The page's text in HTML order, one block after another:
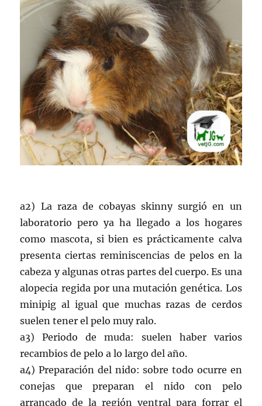
a2) La raza de cobayas skinny surgió en un
laboratorio pero ya ha llegado a los hogares
como mascota, si bien es prácticamente calva
presenta ciertas reminiscencias de pelos en la
cabeza y algunas otras partes del cuerpo. Es una
alopecia regida por una mutación genética. Los
minipig al igual que muchas razas de cerdos
suelen tener el pelo muy ralo.
a3) Periodo de muda: suelen haber varios
recambios de pelo a lo largo del año.
a4) Preparación del nido: sobre todo ocurre en
conejas que preparan el nido con pelo
arrancado de la región ventral para forrar el